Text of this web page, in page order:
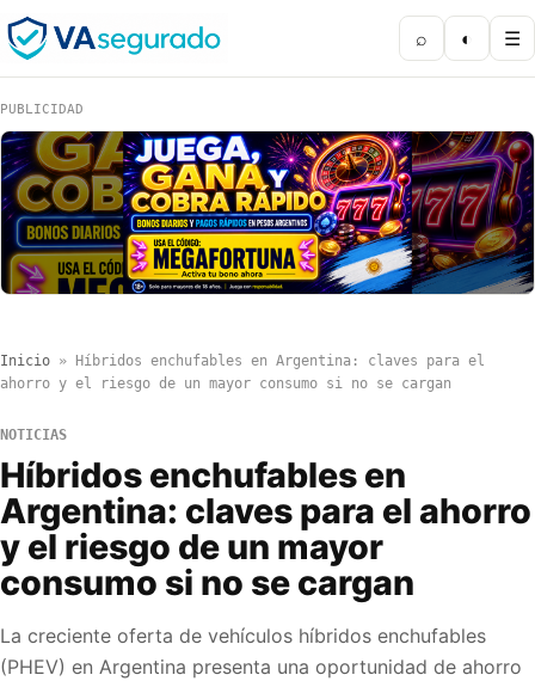
⌕ ◐ ☰
PUBLICIDAD
Inicio »
Híbridos enchufables en Argentina: claves para el
ahorro y el riesgo de un mayor consumo si no se cargan
NOTICIAS
Híbridos enchufables en
Argentina: claves para el ahorro
y el riesgo de un mayor
consumo si no se cargan
La creciente oferta de vehículos híbridos enchufables
(PHEV) en Argentina presenta una oportunidad de ahorro